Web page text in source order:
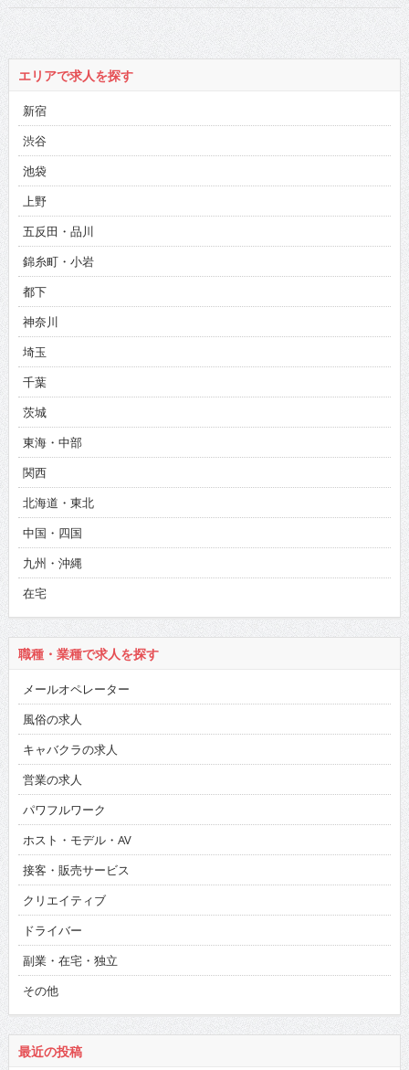
エリアで求人を探す
新宿
渋谷
池袋
上野
五反田・品川
錦糸町・小岩
都下
神奈川
埼玉
千葉
茨城
東海・中部
関西
北海道・東北
中国・四国
九州・沖縄
在宅
職種・業種で求人を探す
メールオペレーター
風俗の求人
キャバクラの求人
営業の求人
パワフルワーク
ホスト・モデル・AV
接客・販売サービス
クリエイティブ
ドライバー
副業・在宅・独立
その他
最近の投稿